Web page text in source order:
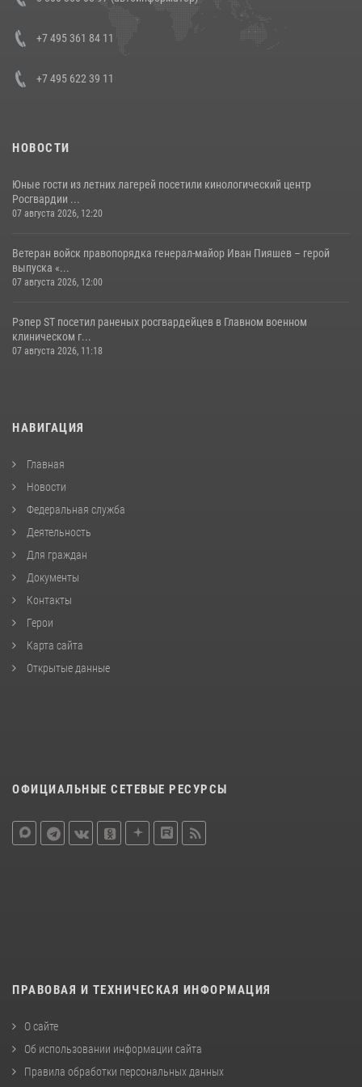
+7 495 361 84 11
+7 495 622 39 11
НОВОСТИ
Юные гости из летних лагерей посетили кинологический центр
Росгвардии ...
07 августа 2026, 12:20
Ветеран войск правопорядка генерал-майор Иван Пияшев – герой
выпуска «...
07 августа 2026, 12:00
Рэпер ST посетил раненых росгвардейцев в Главном военном
клиническом г...
07 августа 2026, 11:18
НАВИГАЦИЯ
Главная
Новости
Федеральная служба
Деятельность
Для граждан
Документы
Контакты
Герои
Карта сайта
Открытые данные
ОФИЦИАЛЬНЫЕ СЕТЕВЫЕ РЕСУРСЫ
ПРАВОВАЯ И ТЕХНИЧЕСКАЯ ИНФОРМАЦИЯ
О сайте
Об использовании информации сайта
Правила обработки персональных данных